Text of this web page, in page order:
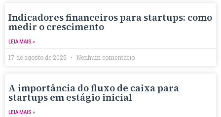
Indicadores financeiros para startups: como
medir o crescimento
LEIA MAIS »
17 de agosto de 2025 Nenhum comentário
A importância do fluxo de caixa para
startups em estágio inicial
LEIA MAIS »